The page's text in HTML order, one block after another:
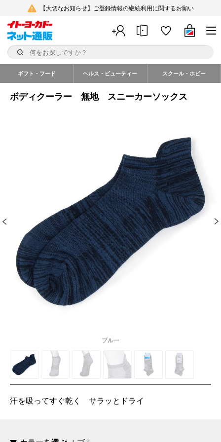
【大切なお知らせ】ご登録情報の継続利用に関するお願い
ギフト・フード ヘルス・ビューティー スクール・ホビー
ボディクーラー 無地 スニーカーソックス
ブルー
汗を吸ってすぐ乾く サラッとドライ